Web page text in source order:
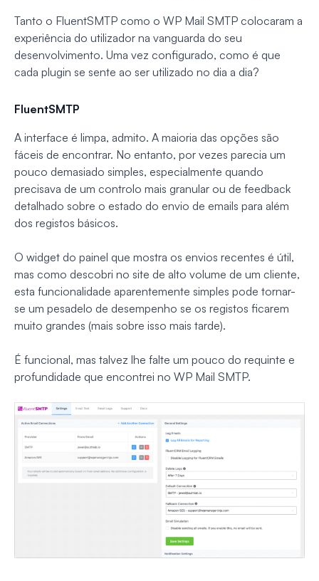
Tanto o FluentSMTP como o WP Mail SMTP colocaram a
experiência do utilizador na vanguarda do seu
desenvolvimento. Uma vez configurado, como é que
cada plugin se sente ao ser utilizado no dia a dia?
FluentSMTP
A interface é limpa, admito. A maioria das opções são
fáceis de encontrar. No entanto, por vezes parecia um
pouco demasiado simples, especialmente quando
precisava de um controlo mais granular ou de feedback
detalhado sobre o estado do envio de emails para além
dos registos básicos.
O widget do painel que mostra os envios recentes é útil,
mas como descobri no site de alto volume de um cliente,
esta funcionalidade aparentemente simples pode tornar-
se um pesadelo de desempenho se os registos ficarem
muito grandes (mais sobre isso mais tarde).
É funcional, mas talvez lhe falte um pouco do requinte e
profundidade que encontrei no WP Mail SMTP.